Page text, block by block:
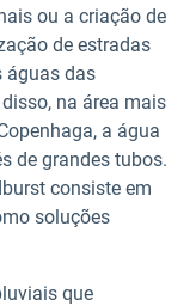
ou a criação de
de estradas
águas das
na área mais
a água
de grandes tubos.
consiste em
soluções
que